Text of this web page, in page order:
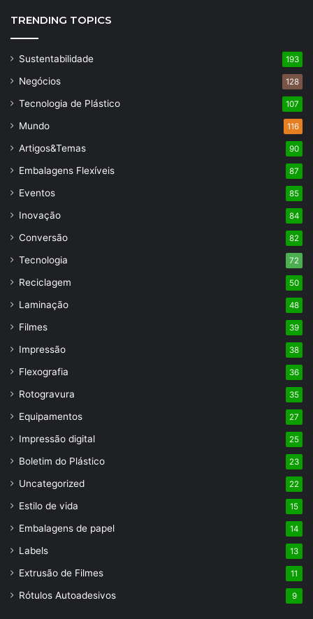
TRENDING TOPICS
Sustentabilidade 193
Negócios 128
Tecnologia de Plástico 107
Mundo 116
Artigos&Temas 90
Embalagens Flexíveis 87
Eventos 85
Inovação 84
Conversão 82
Tecnologia 72
Reciclagem 50
Laminação 48
Filmes 39
Impressão 38
Flexografia 36
Rotogravura 35
Equipamentos 27
Impressão digital 25
Boletim do Plástico 23
Uncategorized 22
Estilo de vida 15
Embalagens de papel 14
Labels 13
Extrusão de Filmes 11
Rótulos Autoadesivos 9